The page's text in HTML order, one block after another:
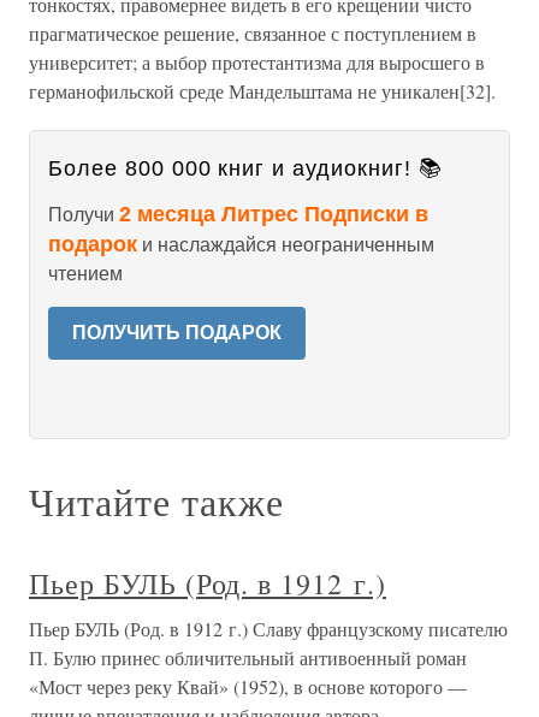
прагматическое решение, связанное с поступлением в
университет; а выбор протестантизма для выросшего в
германофильской среде Мандельштама не уникален[32].
Более 800 000 книг и аудиокниг! 📚
Получи 2 месяца Литрес Подписки в
подарок и наслаждайся неограниченным
чтением
ПОЛУЧИТЬ ПОДАРОК
Читайте также
Пьер БУЛЬ (Род. в 1912 г.)
Пьер БУЛЬ (Род. в 1912 г.) Славу французскому писателю
П. Булю принес обличительный антивоенный роман
«Мост через реку Квай» (1952), в основе которого —